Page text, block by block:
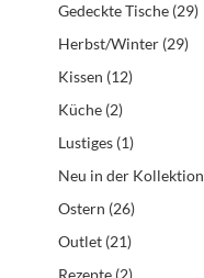
Gedeckte Tische (29)
Herbst/Winter (29)
Kissen (12)
Küche (2)
Lustiges (1)
Neu in der Kollektion
Ostern (26)
Outlet (21)